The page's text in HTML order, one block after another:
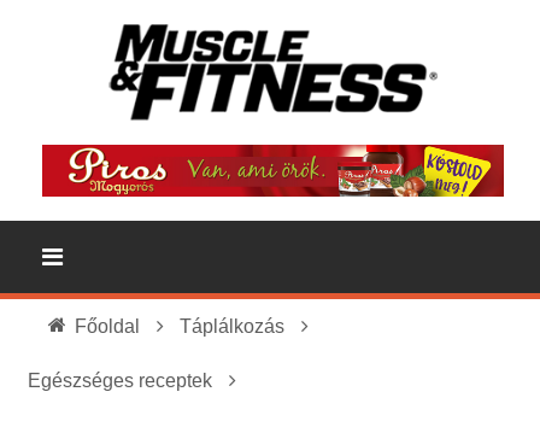
Főoldal Táplálkozás
Egészséges receptek